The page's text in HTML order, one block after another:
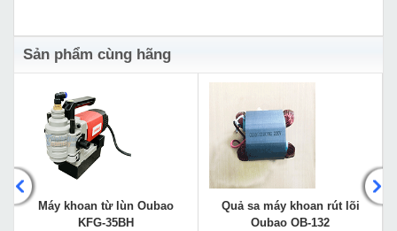
Sản phẩm cùng hãng
Máy khoan từ lùn Oubao
KFG-35BH
Quả sa máy khoan rút lõi
Oubao OB-132